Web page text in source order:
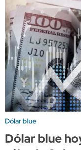
Dólar blue
Dólar blue